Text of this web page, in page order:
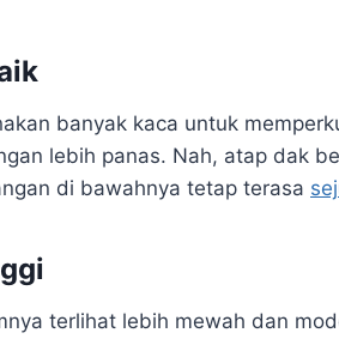
banyak kaca untuk
lebih panas. Nah, atap dak
di bawahnya tetap terasa
terlihat lebih mewah dan